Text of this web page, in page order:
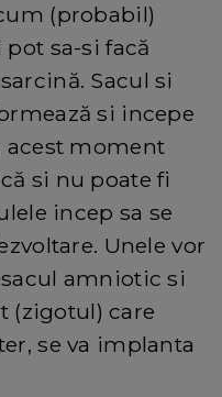
(probabil)
sa-si facă
Sacul si
si incepe
acest moment
si nu poate fi
incep sa se
Unele vor
amniotic si
(zigotul) care
se va implanta